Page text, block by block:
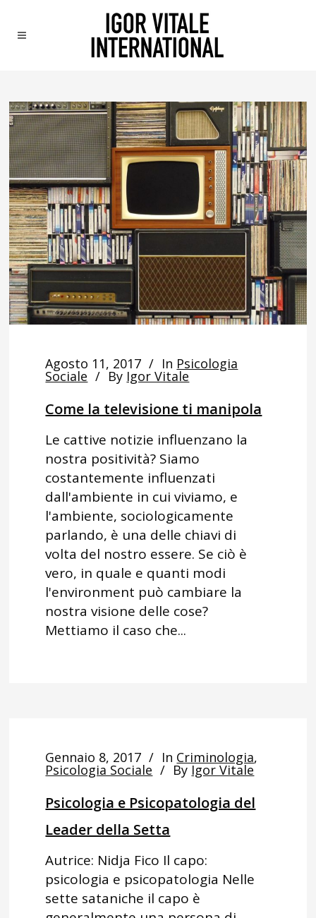
Agosto 11, 2017 In Psicologia
Sociale By Igor Vitale
Come la televisione ti manipola
Le cattive notizie influenzano la
nostra positività? Siamo
costantemente influenzati
dall'ambiente in cui viviamo, e
l'ambiente, sociologicamente
parlando, è una delle chiavi di
volta del nostro essere. Se ciò è
vero, in quale e quanti modi
l'environment può cambiare la
nostra visione delle cose?
Mettiamo il caso che...
Gennaio 8, 2017 In Criminologia,
Psicologia Sociale By Igor Vitale
Psicologia e Psicopatologia del
Leader della Setta
Autrice: Nidja Fico Il capo:
psicologia e psicopatologia Nelle
sette sataniche il capo è